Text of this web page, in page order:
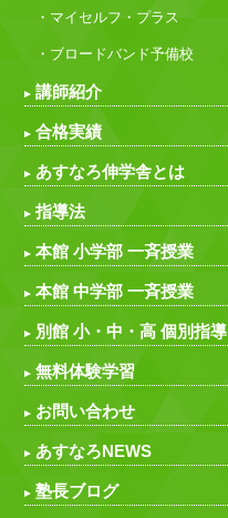
・マイセルフ・プラス
・ブロードバンド予備校
講師紹介
合格実績
あすなろ伸学舎とは
指導法
本館 小学部 一斉授業
本館 中学部 一斉授業
別館 小・中・高 個別指導
無料体験学習
お問い合わせ
あすなろNEWS
塾長ブログ